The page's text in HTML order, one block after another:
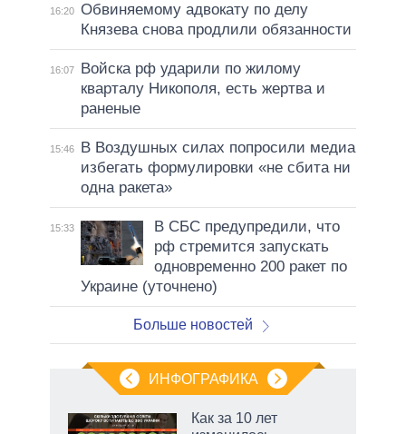
16:20 Обвиняемому адвокату по делу
Князева снова продлили обязанности
16:07
Войска рф ударили по жилому
кварталу Никополя, есть жертва и
раненые
15:46
В Воздушных силах попросили медиа
избегать формулировки «не сбита ни
одна ракета»
15:33
В СБС предупредили, что
рф стремится запускать
одновременно 200 ракет по
Украине (уточнено)
Больше новостей
ИНФОГРАФИКА
Как за 10 лет